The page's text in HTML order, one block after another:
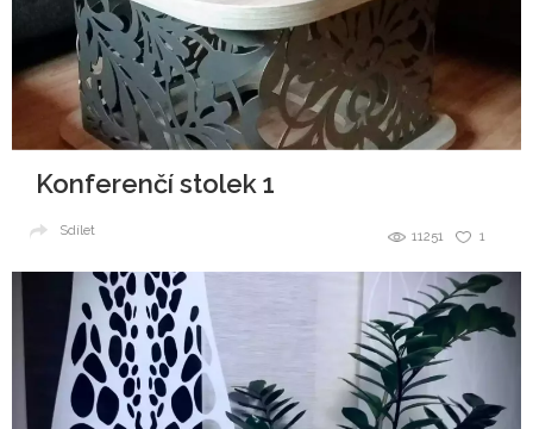
Konferenčí stolek 1
1
11251
Sdílet